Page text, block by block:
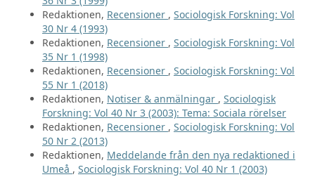
Redaktionen, Recensioner , Sociologisk Forskning: Vol
30 Nr 4 (1993)
Redaktionen, Recensioner , Sociologisk Forskning: Vol
35 Nr 1 (1998)
Redaktionen, Recensioner , Sociologisk Forskning: Vol
55 Nr 1 (2018)
Redaktionen, Notiser & anmälningar , Sociologisk
Forskning: Vol 40 Nr 3 (2003): Tema: Sociala rörelser
Redaktionen, Recensioner , Sociologisk Forskning: Vol
50 Nr 2 (2013)
Redaktionen, Meddelande från den nya redaktioned i
Umeå , Sociologisk Forskning: Vol 40 Nr 1 (2003)